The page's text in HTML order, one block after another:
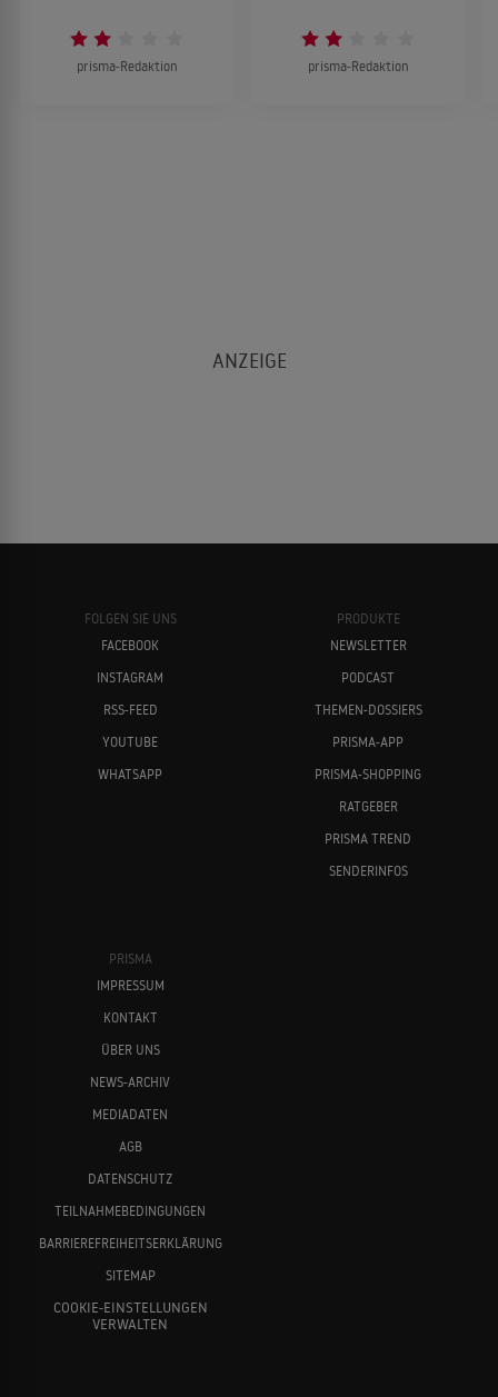
prisma-Redaktion prisma-Redaktion
FOLGEN SIE UNS
FACEBOOK
INSTAGRAM
RSS-FEED
YOUTUBE
WHATSAPP
PRODUKTE
NEWSLETTER
PODCAST
THEMEN-DOSSIERS
PRISMA-APP
PRISMA-SHOPPING
RATGEBER
PRISMA TREND
SENDERINFOS
PRISMA
IMPRESSUM
KONTAKT
ÜBER UNS
NEWS-ARCHIV
MEDIADATEN
AGB
DATENSCHUTZ
TEILNAHMEBEDINGUNGEN
BARRIEREFREIHEITSERKLÄRUNG
SITEMAP
COOKIE-EINSTELLUNGEN
VERWALTEN